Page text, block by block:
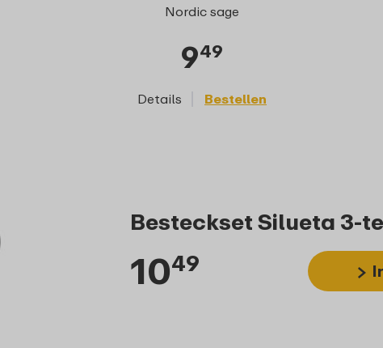
Nordic sage
949
Details Bestellen
Besteckset Silueta 3-
1049